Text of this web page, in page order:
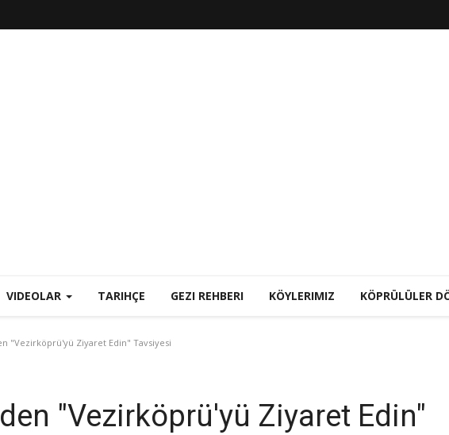
VIDEOLAR TARIHÇE GEZI REHBERI KÖYLERIMIZ KÖPRÜLÜLER
"Vezirköprü'yü Ziyaret Edin" Tavsiyesi
"Vezirköprü'yü Ziyaret Edin"